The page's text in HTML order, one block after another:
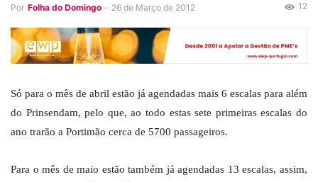
Por Folha do Domingo - 26 de Março de 2012 12
Só para o mês de abril estão já agendadas mais 6 escalas para além
do Prinsendam, pelo que, ao todo estas sete primeiras escalas do
ano trarão a Portimão cerca de 5700 passageiros.
Para o mês de maio estão também já agendadas 13 escalas, assim,